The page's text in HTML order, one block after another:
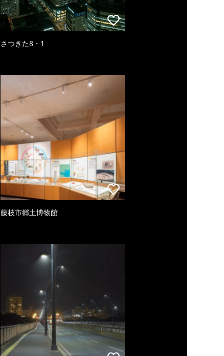
さつきた8・1
藤枝市郷土博物館